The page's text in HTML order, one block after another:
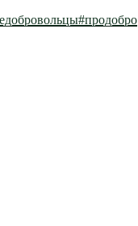
#продобро